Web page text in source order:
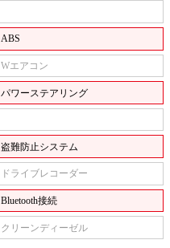
ABS
Wエアコン
パワーステアリング
盗難防止システム
ドライブレコーダー
Bluetooth接続
クリーンディーゼル